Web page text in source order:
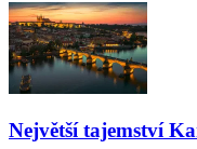
Největší tajemství